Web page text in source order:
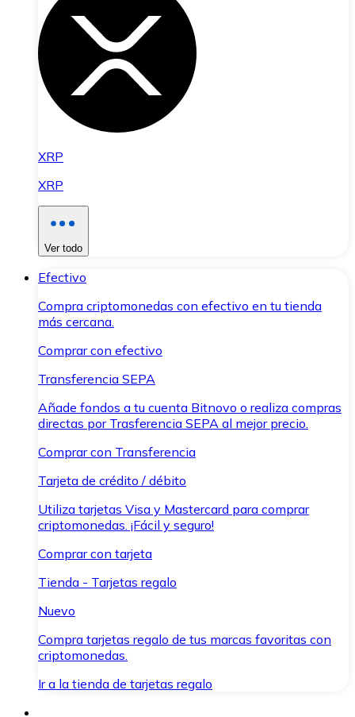
XRP
XRP
Ver todo
Efectivo
Compra criptomonedas con efectivo en tu tienda
más cercana.
Comprar con efectivo
Transferencia SEPA
Añade fondos a tu cuenta Bitnovo o realiza compras
directas por Trasferencia SEPA al mejor precio.
Comprar con Transferencia
Tarjeta de crédito / débito
Utiliza tarjetas Visa y Mastercard para comprar
criptomonedas. ¡Fácil y seguro!
Comprar con tarjeta
Tienda - Tarjetas regalo
Nuevo
Compra tarjetas regalo de tus marcas favoritas con
criptomonedas.
Ir a la tienda de tarjetas regalo